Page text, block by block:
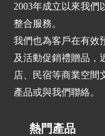
2003年成立以來我們
整合服務。
我們也為客戶在有效
及活動促銷禮贈品，
店、民宿等商業空間
產品或與我們聯絡。
熱門產品